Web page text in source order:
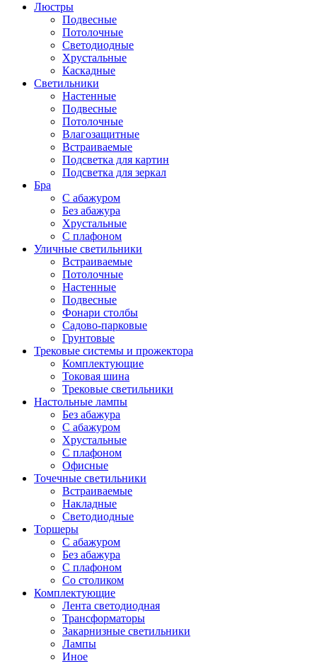
Люстры
Подвесные
Потолочные
Светодиодные
Хрустальные
Каскадные
Светильники
Настенные
Подвесные
Потолочные
Влагозащитные
Встраиваемые
Подсветка для картин
Подсветка для зеркал
Бра
С абажуром
Без абажура
Хрустальные
С плафоном
Уличные светильники
Встраиваемые
Потолочные
Настенные
Подвесные
Фонари столбы
Садово-парковые
Грунтовые
Трековые системы и прожектора
Комплектующие
Токовая шина
Трековые светильники
Настольные лампы
Без абажура
С абажуром
Хрустальные
С плафоном
Офисные
Точечные светильники
Встраиваемые
Накладные
Светодиодные
Торшеры
С абажуром
Без абажура
С плафоном
Со столиком
Комплектующие
Лента светодиодная
Трансформаторы
Закарнизные светильники
Лампы
Иное